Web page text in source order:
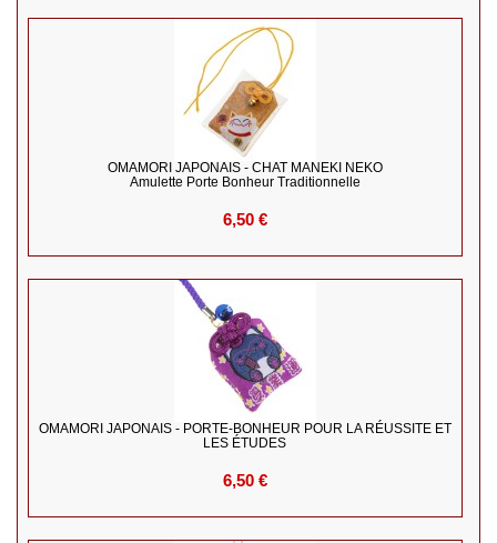
OMAMORI JAPONAIS - CHAT MANEKI NEKO
Amulette Porte Bonheur Traditionnelle
6,50 €
OMAMORI JAPONAIS - PORTE-BONHEUR POUR LA RÉUSSITE ET
LES ÉTUDES
6,50 €